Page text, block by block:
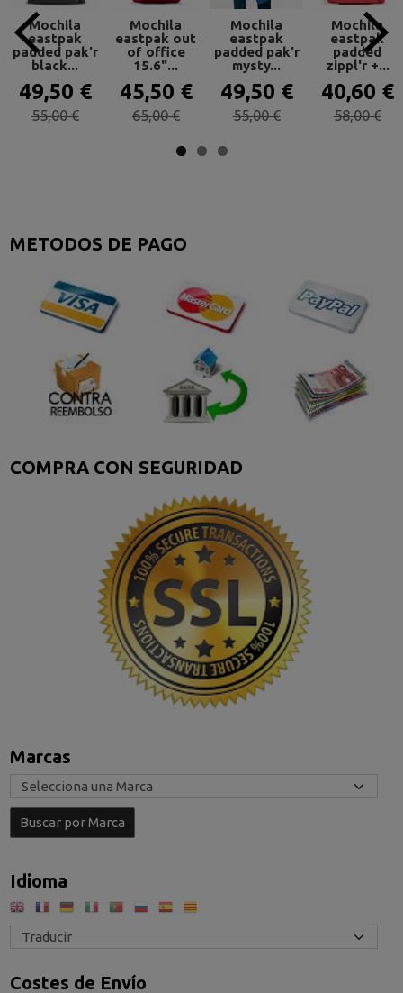
METODOS DE PAGO
COMPRA CON SEGURIDAD
Marcas
Idioma
Costes de Envío
Mochila
eastpak
padded pak'r
black...
49,50 €
55,00 €
Mochila
eastpak out
of office
15.6"...
45,50 €
65,00 €
Mochila
eastpak
padded pak'r
mysty...
49,50 €
55,00 €
Mochila
eastpak
padded
zippl'r +...
40,60 €
58,00 €